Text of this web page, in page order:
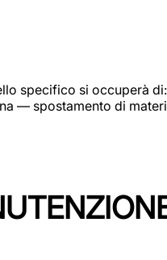
specifico si
— spostamento di